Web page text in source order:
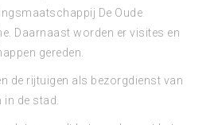
De Oude
Daarnaast worden er visites en
gereden.
de rijtuigen als bezorgdienst van
in de stad.